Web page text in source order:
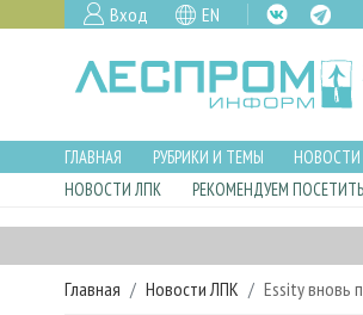
Вход EN
ГЛАВНАЯ РУБРИКИ И ТЕМЫ НОВОСТИ
НОВОСТИ ЛПК
РЕКОМЕНДУЕМ ПОСЕТИТЬ
Главная Новости ЛПК Essity вновь